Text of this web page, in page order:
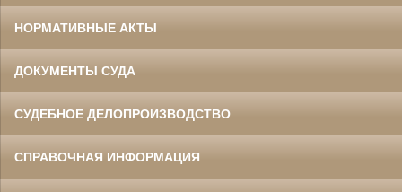
НОРМАТИВНЫЕ АКТЫ
ДОКУМЕНТЫ СУДА
СУДЕБНОЕ ДЕЛОПРОИЗВОДСТВО
СПРАВОЧНАЯ ИНФОРМАЦИЯ